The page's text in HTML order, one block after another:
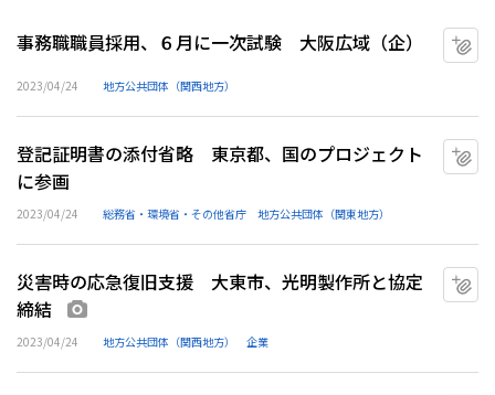
事務職職員採用、６月に一次試験 大阪広域（企）
2023/04/24 地方公共団体（関西地方）
登記証明書の添付省略 東京都、国のプロジェクト
に参画
2023/04/24 総務省・環境省・その他省庁 地方公共団体（関東地方）
災害時の応急復旧支援 大東市、光明製作所と協定
締結
2023/04/24 地方公共団体（関西地方） 企業